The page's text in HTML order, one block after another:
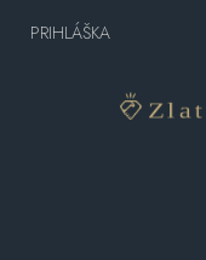
PRIHLÁŠKA